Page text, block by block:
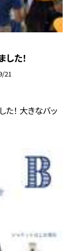
した！
21
！ 大きなバッ